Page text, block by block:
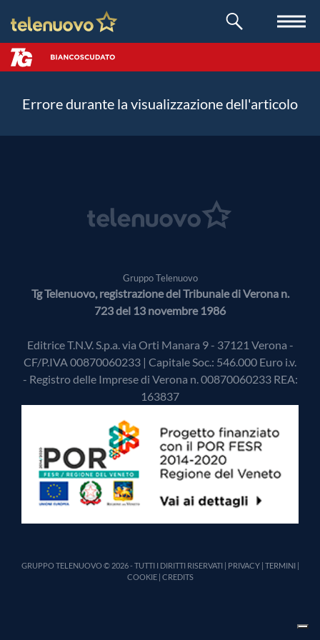
Errore durante la visualizzazione dell'articolo
Gruppo Telenuovo
Tg Telenuovo, registrazione del Tribunale di Verona n.
723 del 13 novembre 1986
Editrice T.N.V. S.p.a. via Orti Manara 9 - 37121 Verona -
CF/P.IVA 00870060233 | Capitale Soc.: 546.000 Euro i.v.
- Registro delle Imprese di Verona n. 00870060233 REA:
163837
GRUPPO TELENUOVO © 2026 - TUTTI I DIRITTI RISERVATI | PRIVACY| TERMINI|
COOKIE| CREDITS